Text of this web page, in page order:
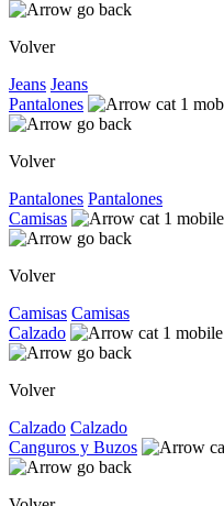
Volver
Jeans Jeans
Pantalones
Volver
Pantalones Pantalones
Camisas
Volver
Camisas Camisas
Calzado
Volver
Calzado Calzado
Canguros y Buzos